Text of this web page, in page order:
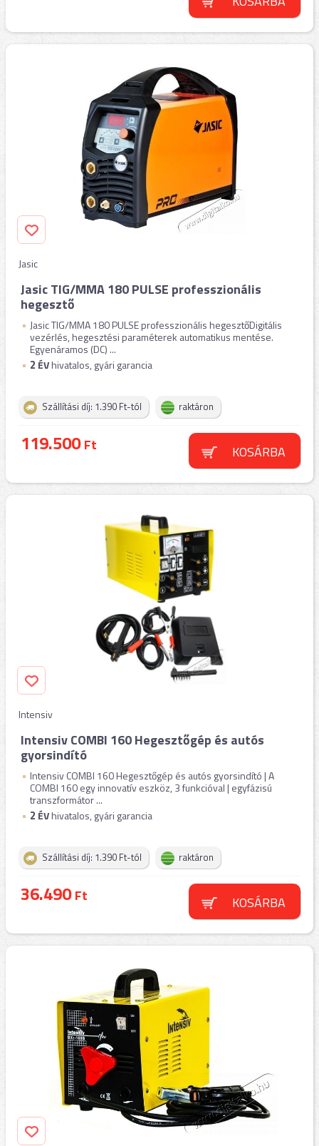
Jasic
Jasic TIG/MMA 180 PULSE professzionális
hegesztő
Jasic TIG/MMA 180 PULSE professzionális hegesztőDigitális
vezérlés, hegesztési paraméterek automatikus mentése.
Egyenáramos (DC) ...
2 ÉVhivatalos, gyári garancia
Szállítási díj: 1.390 Ft-tól raktáron
119.500Ft KOSÁRBA
Intensiv
Intensiv COMBI 160 Hegesztőgép és autós
gyorsindító
Intensiv COMBI 160 Hegesztőgép és autós gyorsindító | A
COMBI 160 egy innovatív eszköz, 3 funkcióval | egyfázisú
transzformátor ...
2 ÉVhivatalos, gyári garancia
Szállítási díj: 1.390 Ft-tól raktáron
36.490Ft KOSÁRBA